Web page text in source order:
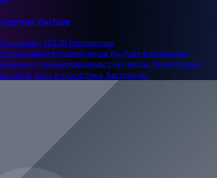
Счетчик YouTube
Счетчики • 123.3K Просмотры
Отслеживайте подписчиков YouTube в реальном
времени с анимированным счётчиком. Мониторинг
каналов, рост и статистика. Бесплатно.